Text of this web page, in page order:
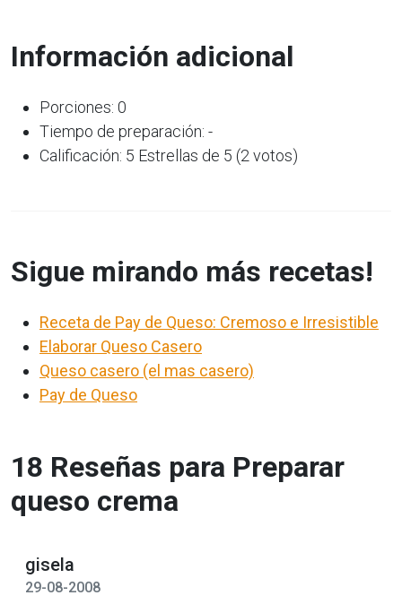
Información adicional
Porciones: 0
Tiempo de preparación: -
Calificación: 5 Estrellas de 5 (2 votos)
Sigue mirando más recetas!
Receta de Pay de Queso: Cremoso e Irresistible
Elaborar Queso Casero
Queso casero (el mas casero)
Pay de Queso
18 Reseñas para Preparar
queso crema
gisela
29-08-2008